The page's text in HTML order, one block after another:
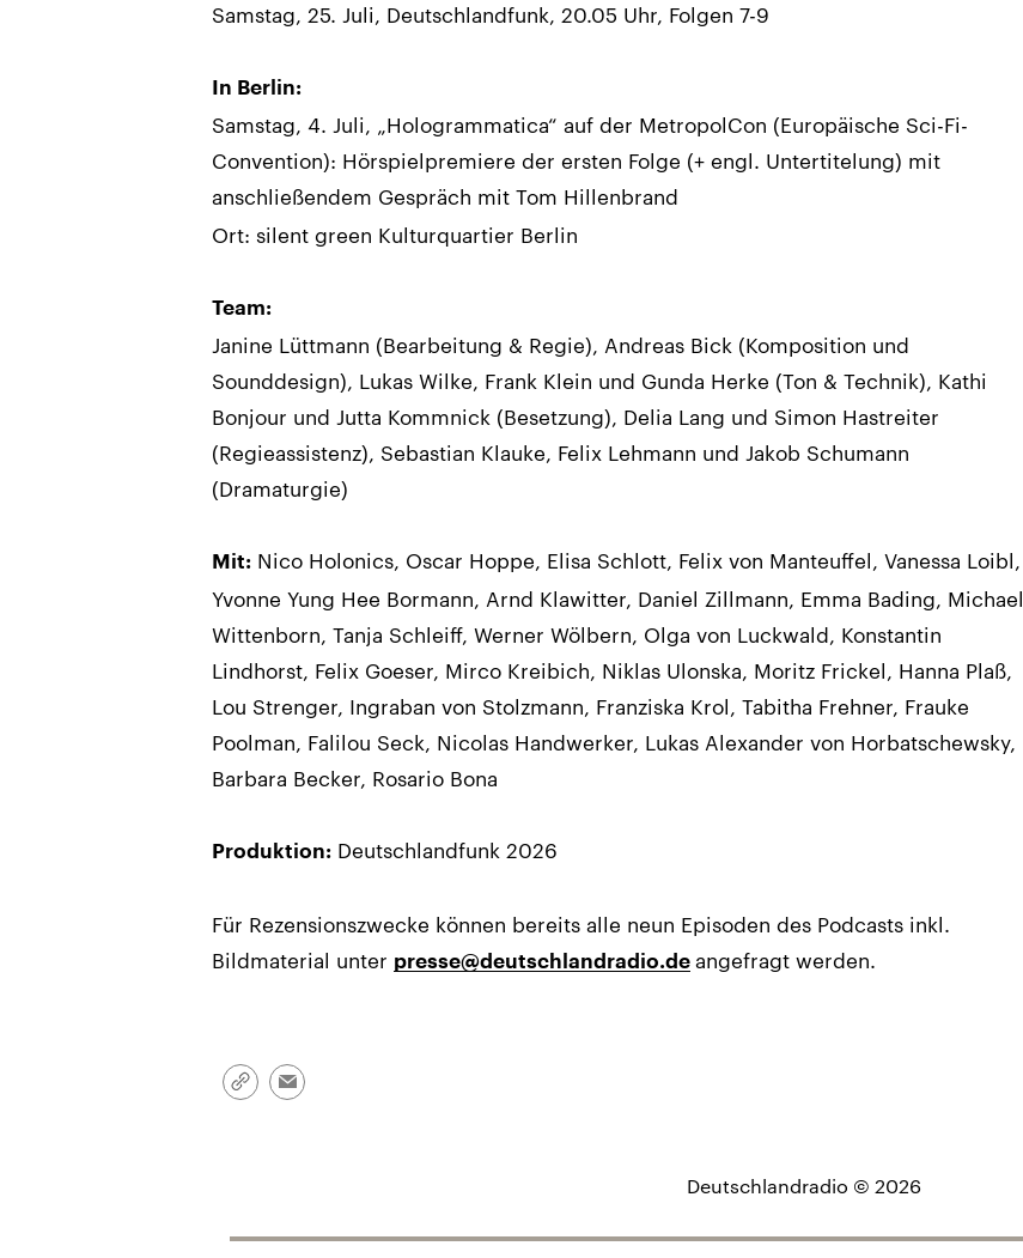
Samstag, 25. Juli, Deutschlandfunk, 20.05 Uhr, Folgen 7-9
In Berlin:
Samstag, 4. Juli, „Hologrammatica“ auf der MetropolCon (Europäische Sci-Fi-
Convention): Hörspielpremiere der ersten Folge (+ engl. Untertitelung) mit
anschließendem Gespräch mit Tom Hillenbrand
Ort: silent green Kulturquartier Berlin
Team:
Janine Lüttmann (Bearbeitung & Regie), Andreas Bick (Komposition und
Sounddesign), Lukas Wilke, Frank Klein und Gunda Herke (Ton & Technik), Kathi
Bonjour und Jutta Kommnick (Besetzung), Delia Lang und Simon Hastreiter
(Regieassistenz), Sebastian Klauke, Felix Lehmann und Jakob Schumann
(Dramaturgie)
Mit: Nico Holonics, Oscar Hoppe, Elisa Schlott, Felix von Manteuffel, Vanessa Loibl,
Yvonne Yung Hee Bormann, Arnd Klawitter, Daniel Zillmann, Emma Bading, Michael
Wittenborn, Tanja Schleiff, Werner Wölbern, Olga von Luckwald, Konstantin
Lindhorst, Felix Goeser, Mirco Kreibich, Niklas Ulonska, Moritz Frickel, Hanna Plaß,
Lou Strenger, Ingraban von Stolzmann, Franziska Krol, Tabitha Frehner, Frauke
Poolman, Falilou Seck, Nicolas Handwerker, Lukas Alexander von Horbatschewsky,
Barbara Becker, Rosario Bona
Produktion: Deutschlandfunk 2026
Für Rezensionszwecke können bereits alle neun Episoden des Podcasts inkl.
Bildmaterial unter presse@deutschlandradio.de angefragt werden.
Link
Email
Deutschlandradio © 2026